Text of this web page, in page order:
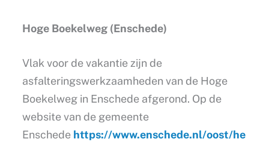
Hoge Boekelweg (Enschede)
Vlak voor de vakantie zijn de
asfalteringswerkzaamheden van de Hoge
Boekelweg in Enschede afgerond. Op de
website van de gemeente
Enschede https://www.enschede.nl/oost/he